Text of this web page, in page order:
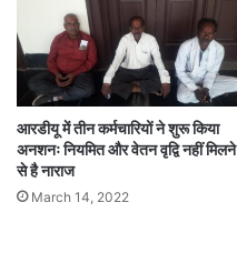
आरडीयू में तीन कर्मचारियों ने शुरू किया
अनशनः नियमित और वेतन वृद्वि नहीं मिलने
से है नाराज
March 14, 2022